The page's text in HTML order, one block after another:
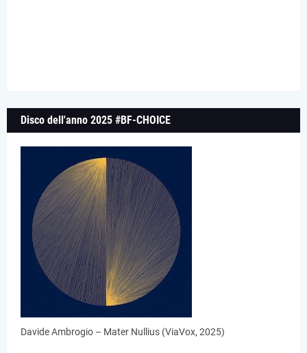
Disco dell'anno 2025 #BF-CHOICE
Davide Ambrogio – Mater Nullius (ViaVox, 2025)